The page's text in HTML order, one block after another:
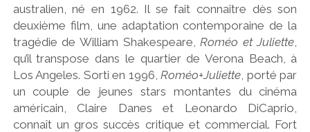
australien, né en 1962. Il se fait connaître dès son
deuxième film, une adaptation contemporaine de la
tragédie de William Shakespeare,Roméo et Juliette
qu’il transpose dans le quartier de Verona Beach, à
Los Angeles. Sorti en 1996,Roméo+Juliette , porté par
un couple de jeunes stars montantes du cinéma
américain, Claire Danes et Leonardo DiCaprio,
connaît un gros succès critique et commercial. Fort